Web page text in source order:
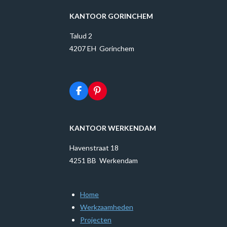
KANTOOR GORINCHEM
Talud 2
4207 EH Gorinchem
F
a
b
k
P
i
e
s
t
KANTOOR WERKENDAM
Havenstraat 18
4251 BB Werkendam
Home
Werkzaamheden
Projecten